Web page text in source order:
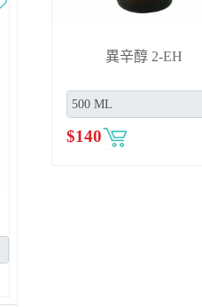
異辛醇 2-EH
$140